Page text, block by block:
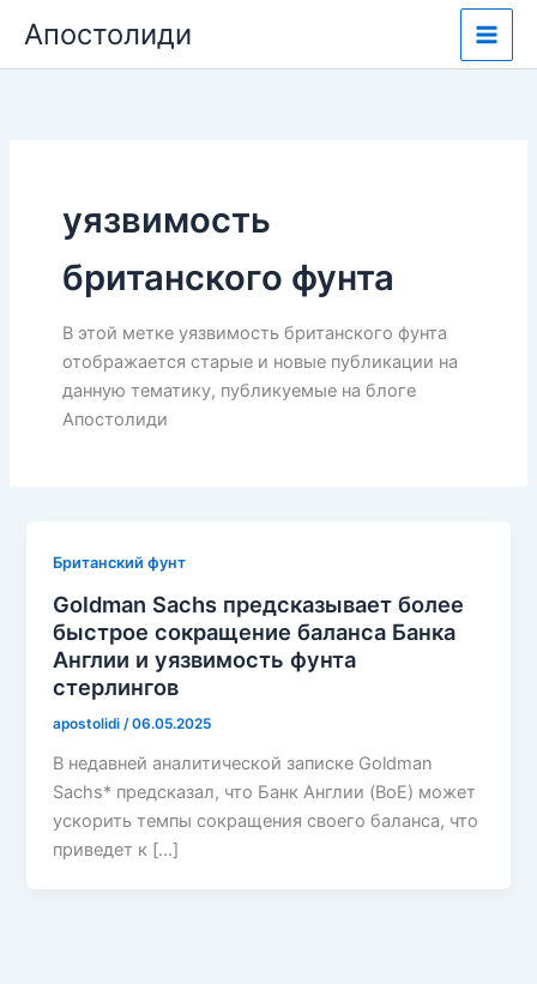
содержимому
Апостолиди
уязвимость
британского фунта
В этой метке уязвимость британского фунта
отображается старые и новые публикации на
данную тематику, публикуемые на блоге
Апостолиди
Британский фунт
Goldman Sachs предсказывает более
быстрое сокращение баланса Банка
Англии и уязвимость фунта
стерлингов
apostolidi /06.05.2025
В недавней аналитической записке Goldman
Sachs* предсказал, что Банк Англии (BoE) может
ускорить темпы сокращения своего баланса, что
приведет к […]